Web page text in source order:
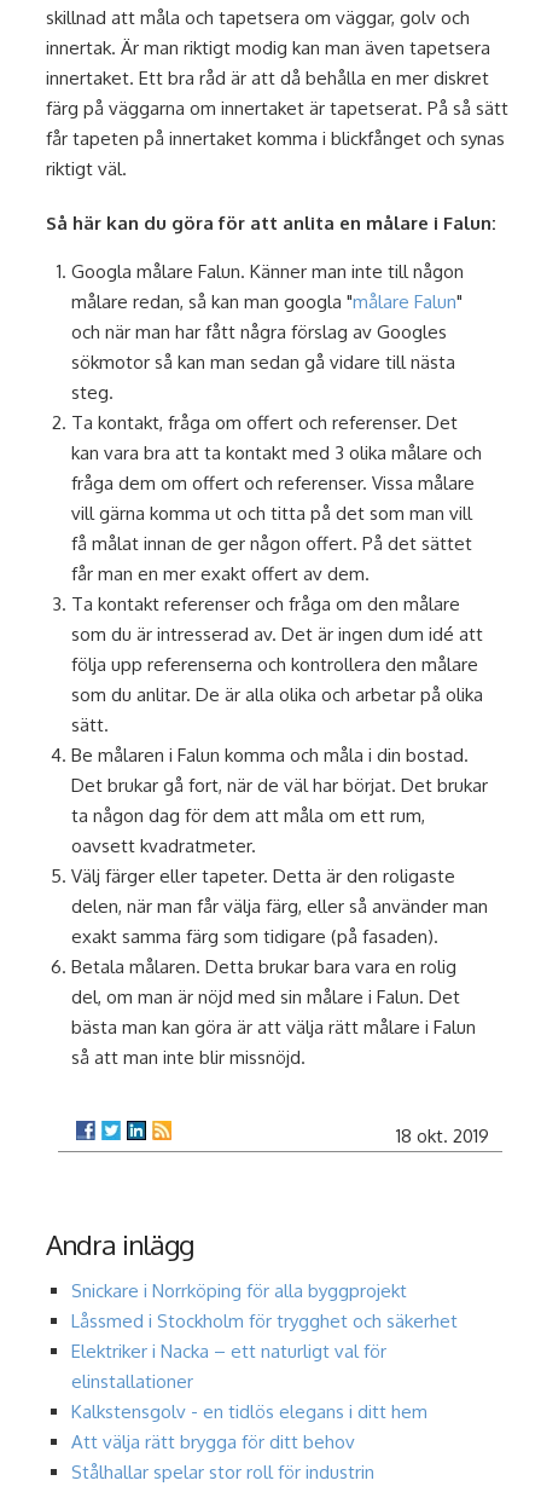
skillnad att måla och tapetsera om väggar, golv och
innertak. Är man riktigt modig kan man även tapetsera
innertaket. Ett bra råd är att då behålla en mer diskret
färg på väggarna om innertaket är tapetserat. På så sätt
får tapeten på innertaket komma i blickfånget och synas
riktigt väl.
Så här kan du göra för att anlita en målare i Falun:
Googla målare Falun. Känner man inte till någon
målare redan, så kan man googla "målare Falun"
och när man har fått några förslag av Googles
sökmotor så kan man sedan gå vidare till nästa
steg.
Ta kontakt, fråga om offert och referenser. Det
kan vara bra att ta kontakt med 3 olika målare och
fråga dem om offert och referenser. Vissa målare
vill gärna komma ut och titta på det som man vill
få målat innan de ger någon offert. På det sättet
får man en mer exakt offert av dem.
Ta kontakt referenser och fråga om den målare
som du är intresserad av. Det är ingen dum idé att
följa upp referenserna och kontrollera den målare
som du anlitar. De är alla olika och arbetar på olika
sätt.
Be målaren i Falun komma och måla i din bostad.
Det brukar gå fort, när de väl har börjat. Det brukar
ta någon dag för dem att måla om ett rum,
oavsett kvadratmeter.
Välj färger eller tapeter. Detta är den roligaste
delen, när man får välja färg, eller så använder man
exakt samma färg som tidigare (på fasaden).
Betala målaren. Detta brukar bara vara en rolig
del, om man är nöjd med sin målare i Falun. Det
bästa man kan göra är att välja rätt målare i Falun
så att man inte blir missnöjd.
18 okt. 2019
Andra inlägg
Snickare i Norrköping för alla byggprojekt
Låssmed i Stockholm för trygghet och säkerhet
Elektriker i Nacka – ett naturligt val för
elinstallationer
Kalkstensgolv - en tidlös elegans i ditt hem
Att välja rätt brygga för ditt behov
Stålhallar spelar stor roll för industrin